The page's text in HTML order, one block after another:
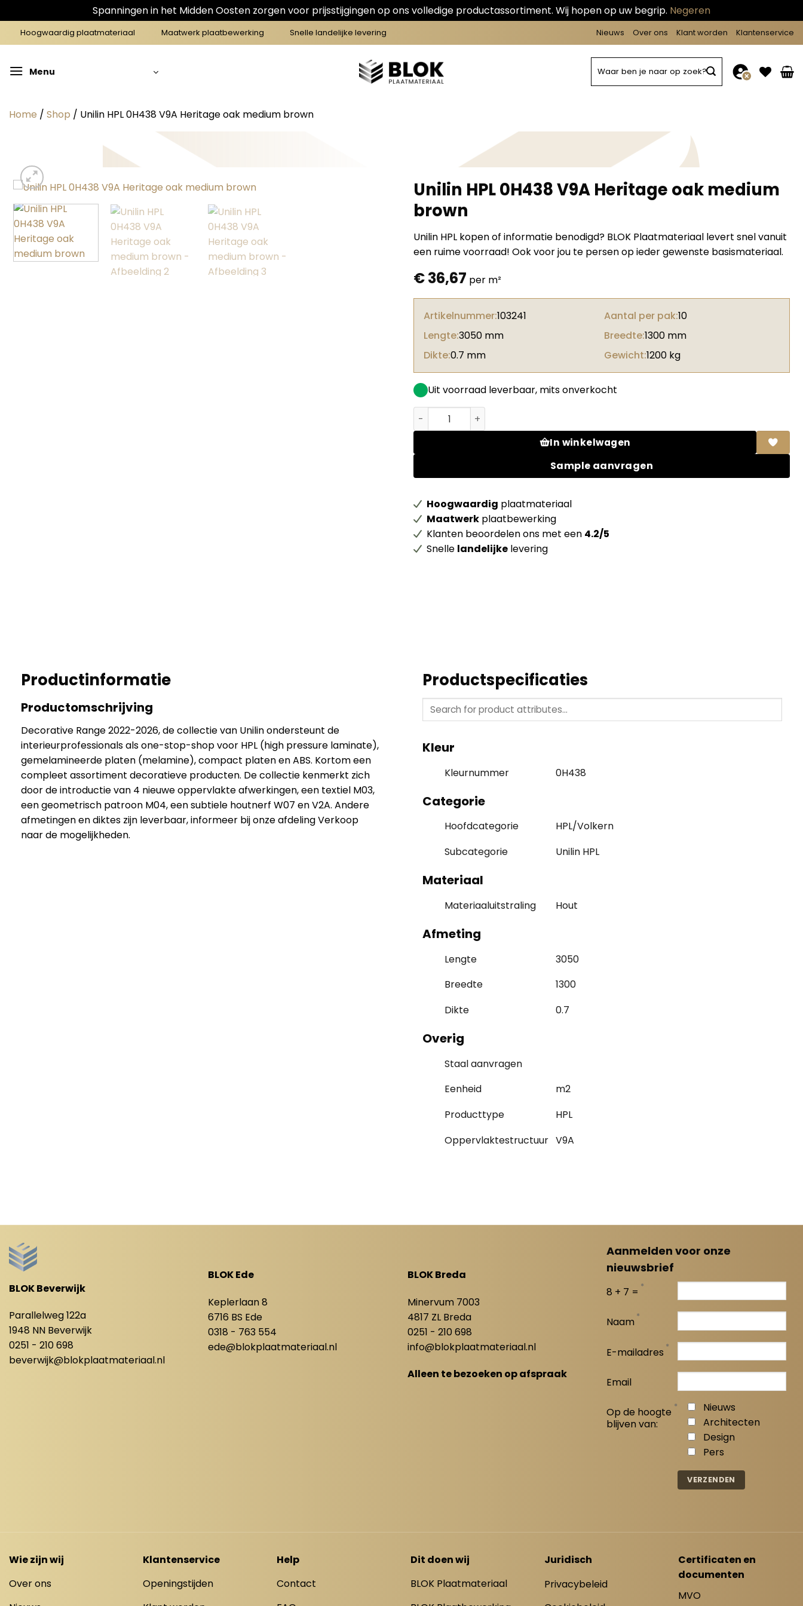
Spanningen in het Midden Oosten zorgen voor prijsstijgingen op ons volledige productassortiment. Wij hopen op uw begrip. Negeren
naar
Hoogwaardig plaatmateriaal Maatwerk plaatbewerking Snelle landelijke levering Nieuws Over ons Klant worden Klantenservice
Menu
naar:
Home / Shop / Unilin HPL 0H438 V9A Heritage oak medium brown
Unilin HPL 0H438 V9A Heritage oak medium
brown
Unilin HPL kopen of informatie benodigd? BLOK Plaatmateriaal levert snel vanuit
een ruime voorraad! Ook voor jou te persen op ieder gewenste basismateriaal.
€36,67 per m²
Artikelnummer:103241 Aantal per pak:10
Lengte:3050 mm Breedte:1300 mm
Dikte:0.7 mm Gewicht:1200 kg
Uit voorraad leverbaar, mits onverkocht
Unilin HPL 0H438 V9A Heritage oak medium brown aantal
In winkelwagen
Sample aanvragen
Hoogwaardig plaatmateriaal
Maatwerk plaatbewerking
Klanten beoordelen ons met een 4.2/5
Snelle landelijke levering
Productinformatie
Productomschrijving
Decorative Range 2022-2026, de collectie van Unilin ondersteunt de
interieurprofessionals als one-stop-shop voor HPL (high pressure laminate),
gemelamineerde platen (melamine), compact platen en ABS. Kortom een
compleet assortiment decoratieve producten. De collectie kenmerkt zich
door de introductie van 4 nieuwe oppervlakte afwerkingen, een textiel M03,
een geometrisch patroon M04, een subtiele houtnerf W07 en V2A. Andere
afmetingen en diktes zijn leverbaar, informeer bij onze afdeling Verkoop
naar de mogelijkheden.
Productspecificaties
Kleur
Kleurnummer 0H438
Categorie
Hoofdcategorie
HPL/Volkern
Subcategorie
Unilin HPL
Materiaal
Materiaaluitstraling Hout
Afmeting
Lengte
3050
Breedte
1300
Dikte
0.7
Overig
Staal aanvragen
Eenheid
m2
Producttype
HPL
Oppervlaktestructuur V9A
BLOK Beverwijk
Parallelweg 122a
1948 NN Beverwijk
0251 - 210 698
beverwijk@blokplaatmateriaal.nl
BLOK Ede
Keplerlaan 8
6716 BS Ede
0318 - 763 554
ede@blokplaatmateriaal.nl
BLOK Breda
Minervum 7003
4817 ZL Breda
0251 - 210 698
info@blokplaatmateriaal.nl
Alleen te bezoeken op afspraak
Aanmelden voor onze
nieuwsbrief
8 + 7 = *
Naam *
E-mailadres *
Email
Op de hoogte
blijven van:
*
Nieuws
Architecten
Design
Pers
Wie zijn wij
Over ons
Klantenservice
Openingstijden
Help
Contact
Dit doen wij
BLOK Plaatmateriaal
Juridisch
Privacybeleid
Certificaten en
documenten
MVO